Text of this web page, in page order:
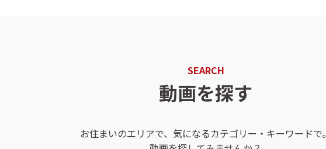
SEARCH
動画を探す
お住まいのエリアで、気になるカテゴリー・キーワードで。